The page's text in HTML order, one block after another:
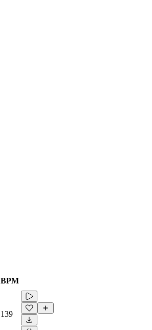
BPM
139